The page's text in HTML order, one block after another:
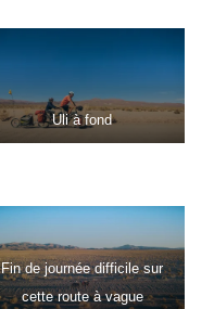
Uli à fond
Fin de journée difficile sur
cette route à vague